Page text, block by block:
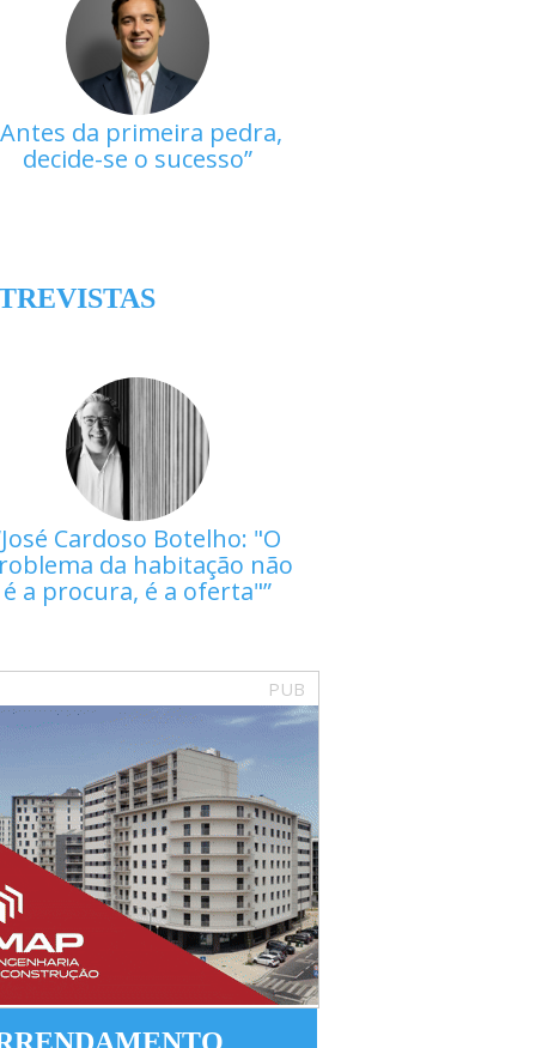
Antes da primeira pedra,
decide-se o sucesso
José Cardoso Botelho: "O
da habitação não
é a procura, é a oferta"
PUB